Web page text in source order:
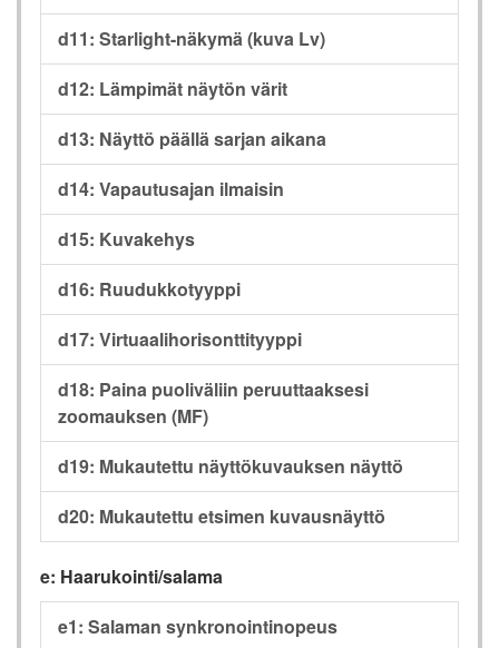
d11: Starlight-näkymä (kuva Lv)
d12: Lämpimät näytön värit
d13: Näyttö päällä sarjan aikana
d14: Vapautusajan ilmaisin
d15: Kuvakehys
d16: Ruudukkotyyppi
d17: Virtuaalihorisonttityyppi
d18: Paina puoliväliin peruuttaaksesi
zoomauksen (MF)
d19: Mukautettu näyttökuvauksen näyttö
d20: Mukautettu etsimen kuvausnäyttö
e: Haarukointi/salama
e1: Salaman synkronointinopeus